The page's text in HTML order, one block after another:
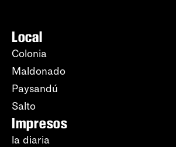
Local
Colonia
Maldonado
Paysandú
Salto
Impresos
la diaria